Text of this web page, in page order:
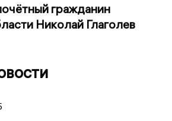
гражданин
Николай Глаголев